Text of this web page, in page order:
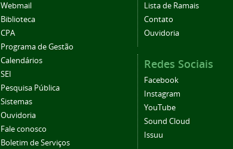
Webmail
Biblioteca
CPA
Programa de Gestão
Calendários
SEI
Pesquisa Pública
Sistemas
Ouvidoria
Fale conosco
Boletim de Serviços
Lista de Ramais
Contato
Ouvidoria
Redes Sociais
Facebook
Instagram
YouTube
Sound Cloud
Issuu